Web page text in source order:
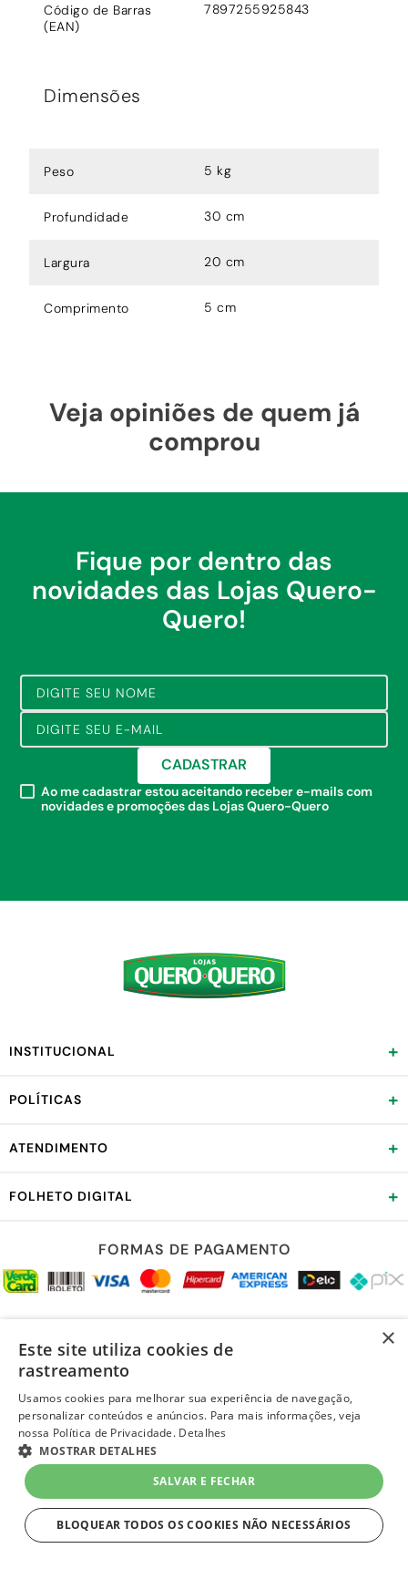
R$ 88,57 à vista
até 2x de R$ 44,28 sem juros
no Cartão Quero-Quero
+
-
1Unidade=R$ 88,57
Código de Barras
(EAN)
7897255925843
Dimensões
Peso 5 kg
Profundidade 30 cm
Largura 20 cm
Comprimento 5 cm
Veja opiniões de quem já
comprou
Fique por dentro das
novidades das Lojas Quero-
Quero!
CADASTRAR
Ao me cadastrar estou aceitando receber e-mails com
novidades e promoções das Lojas Quero-Quero
INSTITUCIONAL +
POLÍTICAS +
ATENDIMENTO +
FOLHETO DIGITAL +
FORMAS DE PAGAMENTO
LOJA SEGURA
×
Este site utiliza cookies de
rastreamento
Usamos cookies para melhorar sua experiência de navegação,
personalizar conteúdos e anúncios. Para mais informações, veja
nossa Política de Privacidade. Detalhes
MOSTRAR DETALHES
SALVAR E FECHAR
BLOQUEAR TODOS OS COOKIES NÃO NECESSÁRIOS